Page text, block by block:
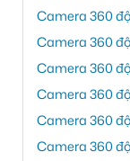
Camera 360
Camera 360
Camera 360
Camera 360
Camera 360
Camera 360